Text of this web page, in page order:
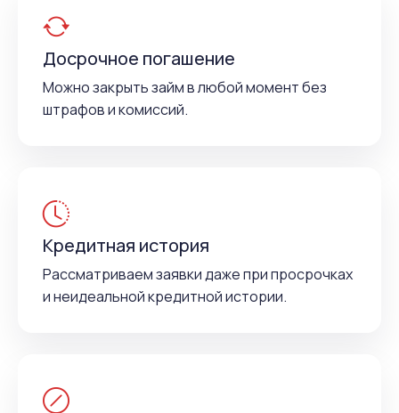
Досрочное погашение
Можно закрыть займ в любой момент без
штрафов и комиссий.
Кредитная история
Рассматриваем заявки даже при просрочках
и неидеальной кредитной истории.